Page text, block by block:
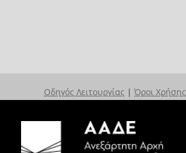
Οδηγός Λειτουργίας | Όροι Χρήσης